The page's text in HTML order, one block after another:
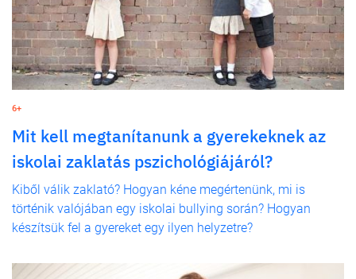
6+
Mit kell megtanítanunk a gyerekeknek az
iskolai zaklatás pszichológiájáról?
Kiből válik zaklató? Hogyan kéne megértenünk, mi is
történik valójában egy iskolai bullying során? Hogyan
készítsük fel a gyereket egy ilyen helyzetre?